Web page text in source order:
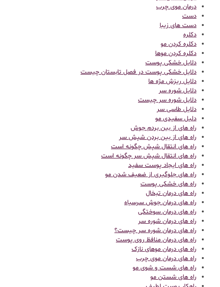
درمان موی چرب
دست
دست های زیبا
دکلره
دکلره کردن مو
دکلره کردن موها
دلایل خشکی پوست
دلایل خشکی پوست در فصل تابستان چیست
دلایل ریزش مژه ها
دلایل شوره سر
دلایل شوره سر چیست
دلایل طاسی سر
دلیل سفیدی مو
راه های از بین بردم جوش
راه های از بین بردن شپش سر
راه های انتقال شپش چگونه است
راه های انتقال شپش سر چگونه است
راه های ایجاد پوست سفید
راه های جلوگیری از ضعیف شدن مو
راه های خشکی پوست
راه های درمان تبخال
راه های درمان جوش سرسیاه
راه های درمان سوختگی
راه های درمان شوره سر
راه های درمان شوره سر چیست؟
راه های درمان منافظ روی پوست
راه های درمان موهای نازک
راه های درمان موی چرب
راه های شست و شوی مو
راه های شستن مو